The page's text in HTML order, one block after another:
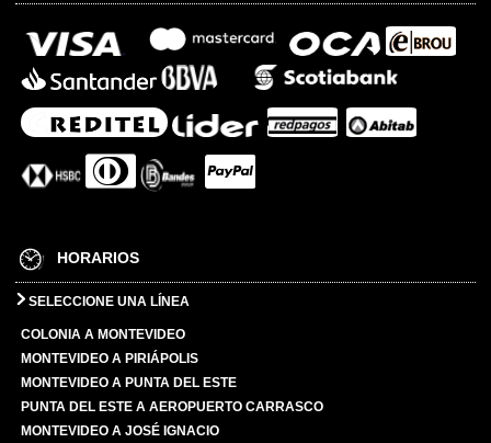
HORARIOS
SELECCIONE UNA LÍNEA
COLONIA A MONTEVIDEO
MONTEVIDEO A PIRIÁPOLIS
MONTEVIDEO A PUNTA DEL ESTE
PUNTA DEL ESTE A AEROPUERTO CARRASCO
MONTEVIDEO A JOSÉ IGNACIO